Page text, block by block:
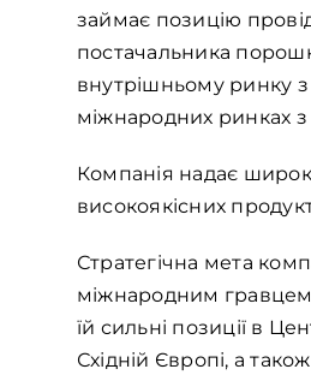
займає позицію
постачальника
внутрішньому ринку з
міжнародних ринках з
Компанія надає
високоякісних
Стратегічна мета
міжнародним
їй сильні позиції в
Східній Європі, а